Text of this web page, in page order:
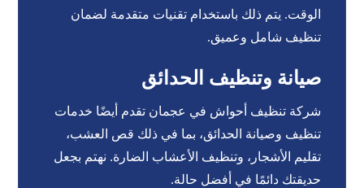
الوقت. يتم ذلك باستخدام تقنيات متقدمة لضمان
تنظيف شامل وعميق.
صيانة وتنظيف الحدائق
شركة تنظيف أحواش في عجمان تقدم أيضًا خدمات
تنظيف وصيانة الحدائق، بما في ذلك قص العشب،
تقليم الأشجار، وتنظيف الأعشاب الضارة. نهتم بجعل
حديقتك دائمًا في أفضل حالة.